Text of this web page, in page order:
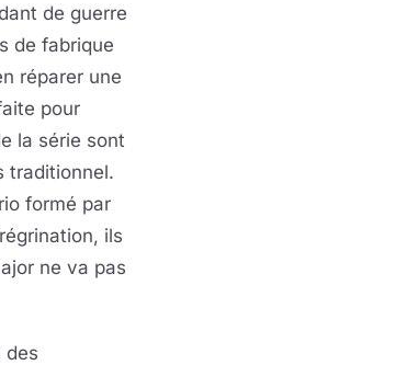
de guerre
de fabrique
réparer une
pour
la série sont
traditionnel.
formé par
ils
ne va pas
des